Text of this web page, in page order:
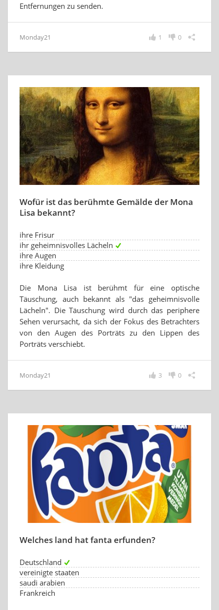
Entfernungen zu senden.
Monday21 0
1
Wofür ist das berühmte Gemälde der Mona
Lisa bekannt?
ihre Frisur
ihr geheimnisvolles Lächeln
ihre Augen
ihre Kleidung
Die Mona Lisa ist berühmt für eine optische
Täuschung, auch bekannt als "das geheimnisvolle
Lächeln". Die Täuschung wird durch das periphere
Sehen verursacht, da sich der Fokus des Betrachters
von den Augen des Porträts zu den Lippen des
Porträts verschiebt.
Monday21 0
3
Welches land hat fanta erfunden?
Deutschland
vereinigte staaten
saudi arabien
Frankreich